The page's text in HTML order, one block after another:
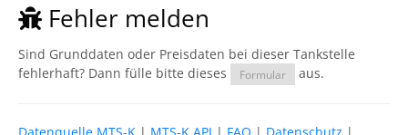
Fehler melden
Sind Grunddaten oder Preisdaten bei dieser Tankstelle
fehlerhaft? Dann fülle bitte dieses
Formular aus.